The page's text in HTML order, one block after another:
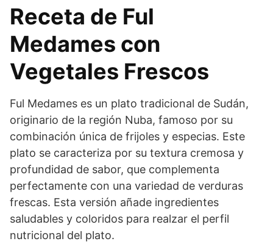
Receta de Ful
Medames con
Vegetales Frescos
Ful Medames es un plato tradicional de Sudán,
originario de la región Nuba, famoso por su
combinación única de frijoles y especias. Este
plato se caracteriza por su textura cremosa y
profundidad de sabor, que complementa
perfectamente con una variedad de verduras
frescas. Esta versión añade ingredientes
saludables y coloridos para realzar el perfil
nutricional del plato.